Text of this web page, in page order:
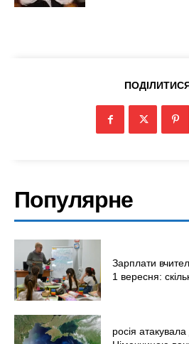
Популярне
Зарплати
1 вересня:
росія